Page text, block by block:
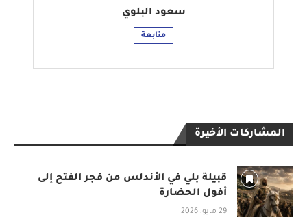
سعود البلوي
متابعة
المشاركات الأخيرة
قبيلة بلي في الأندلس من فجر الفتح إلى
أفول الحضارة
29 مايو، 2026